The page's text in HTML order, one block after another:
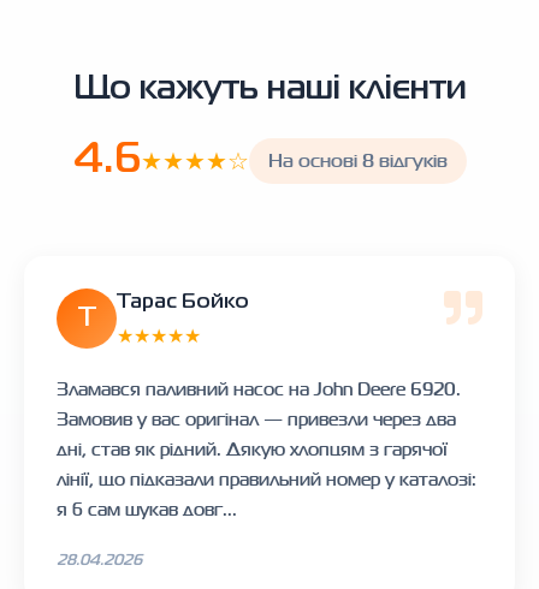
Що кажуть наші клієнти
4.6★★★★☆ На основі 8 відгуків
Тарас Бойко
★★★★★
Зламався паливний насос на John Deere 6920.
Замовив у вас оригінал — привезли через два
дні, став як рідний. Дякую хлопцям з гарячої
лінії, що підказали правильний номер у каталозі:
я б сам шукав довг...
28.04.2026